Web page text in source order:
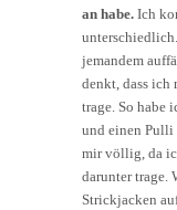
an habe. Ich
jemandem
denkt, dass
trage. So habe
und einen Pulli
mir völlig, da
darunter trage.
Strickjacken